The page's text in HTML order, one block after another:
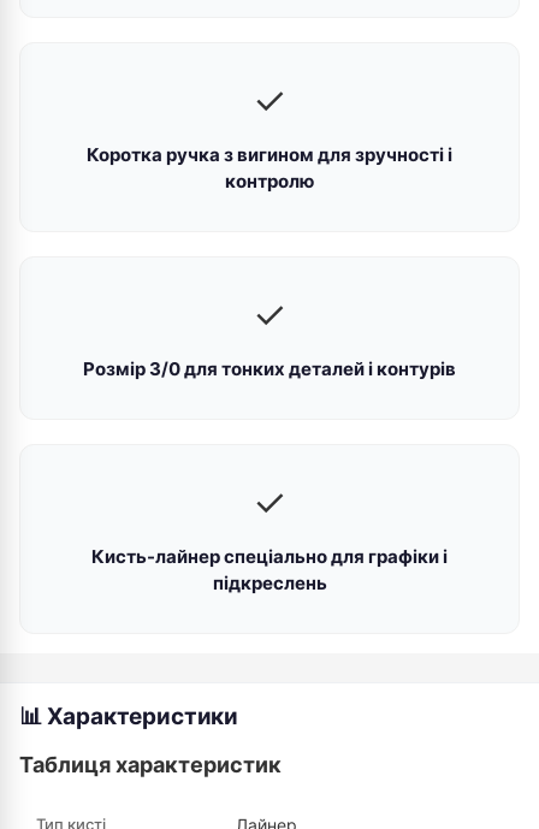
✓
Коротка ручка з вигином для зручності і
контролю
✓
Розмір 3/0 для тонких деталей і контурів
✓
Кисть-лайнер спеціально для графіки і
підкреслень
📊 Характеристики
Таблиця характеристик
Тип кисті Лайнер